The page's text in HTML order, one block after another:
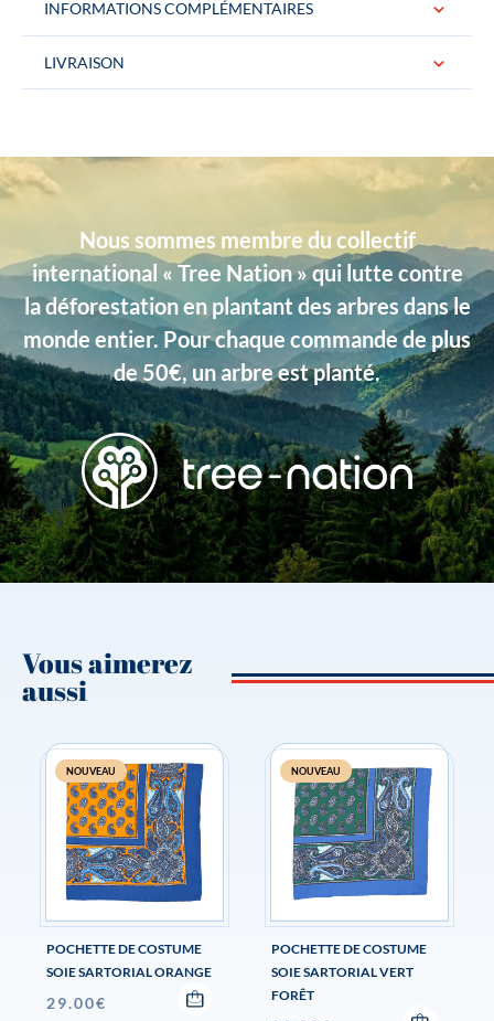
INFORMATIONS COMPLÉMENTAIRES
Matière Soie
logotée « Gentille Alouette » Idéal pour
un cadeau.
Couleurs Bordeaux, Violet
Type de produits Soie, Unis
LIVRAISON
Nous sommes membre du collectif
international « Tree Nation » qui lutte contre
la déforestation en plantant des arbres dans le
monde entier. Pour chaque commande de plus
de 50€, un arbre est planté.
Vous aimerez
aussi
NOUVEAU
POCHETTE DE COSTUME
SOIE SARTORIAL ORANGE
29.00€
NOUVEAU
POCHETTE DE COSTUME
SOIE SARTORIAL VERT
FORÊT